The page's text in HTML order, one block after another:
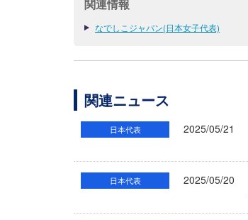
関連情報
なでしこジャパン(日本女子代表)
関連ニュース
日本代表 2025/05/21
日本代表 2025/05/20